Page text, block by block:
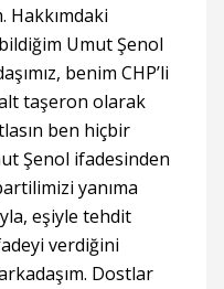
Hakkımdaki
Umut Şenol
benim CHP’li
alt taşeron olarak
ben hiçbir
Şenol ifadesinden
yanıma
eşiyle tehdit
verdiğini
Dostlar